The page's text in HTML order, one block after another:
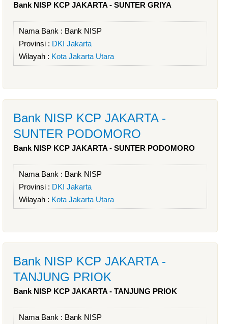
Bank NISP KCP JAKARTA - SUNTER GRIYA
Nama Bank : Bank NISP
Provinsi : DKI Jakarta
Wilayah : Kota Jakarta Utara
Bank NISP KCP JAKARTA -
SUNTER PODOMORO
Bank NISP KCP JAKARTA - SUNTER PODOMORO
Nama Bank : Bank NISP
Provinsi : DKI Jakarta
Wilayah : Kota Jakarta Utara
Bank NISP KCP JAKARTA -
TANJUNG PRIOK
Bank NISP KCP JAKARTA - TANJUNG PRIOK
Nama Bank : Bank NISP